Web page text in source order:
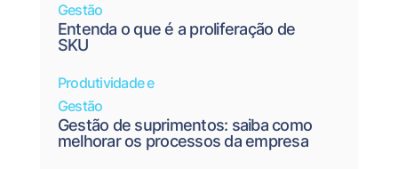
Gestão
Entenda o que é a proliferação de
SKU
Produtividade e
Gestão
Gestão de suprimentos: saiba como
melhorar os processos da empresa